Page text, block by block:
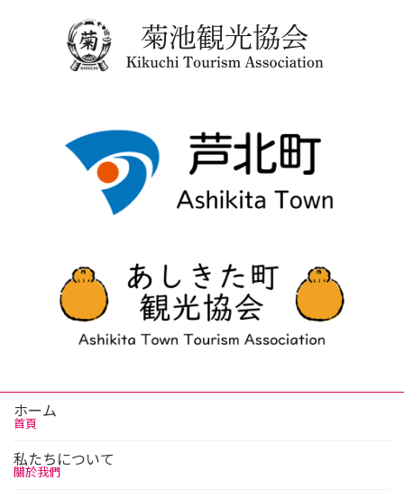
ホーム
首頁
私たちについて
關於我們